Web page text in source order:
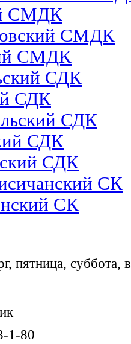
СМДК
СМДК
СМДК
СДК
СДК
СДК
СДК
СДК
СК
СК
пятница, суббота,
1-80